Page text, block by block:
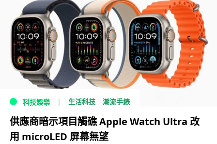
科技娛樂 生活科技 潮流手錶
供應商暗示項目觸礁 Apple Watch Ultra 改
用 microLED 屏幕無望